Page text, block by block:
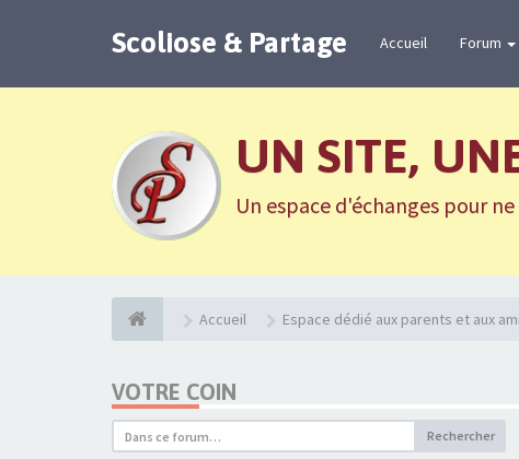
Scoliose & Partage Accueil Forum
UN SITE,
Un espace d'échanges pour
Accueil Espace dédié aux parents et aux
VOTRE COIN
Rechercher